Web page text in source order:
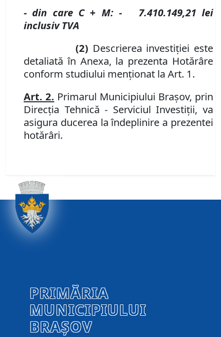
- din care C + M: - 7.410.149,21lei
inclusiv TVA
(2) Descrierea investiţiei este
detaliată în Anexa, la prezenta Hotărâre
conform studiului menţionat la Art. 1.
Art. 2. Primarul Municipiului Braşov, prin
Direcţia Tehnică - Serviciul Investiţii, va
asigura ducerea la îndeplinire a prezentei
hotărâri.
PRIMĂRIA
MUNICIPIULUI
BRAȘOV